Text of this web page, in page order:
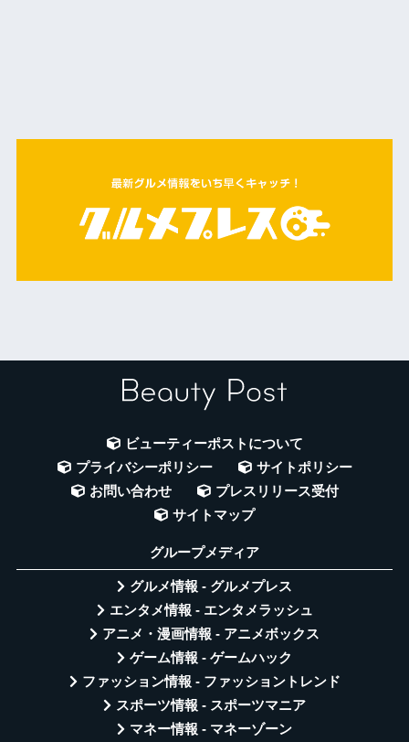
ビューティーポストについて
プライバシーポリシー
サイトポリシー
お問い合わせ
プレスリリース受付
サイトマップ
グループメディア
グルメ情報 - グルメプレス
エンタメ情報 - エンタメラッシュ
アニメ・漫画情報 - アニメボックス
ゲーム情報 - ゲームハック
ファッション情報 - ファッショントレンド
スポーツ情報 - スポーツマニア
マネー情報 - マネーゾーン